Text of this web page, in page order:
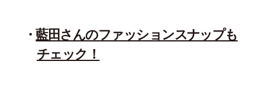
藍田さんのファッションスナップも
チェック！